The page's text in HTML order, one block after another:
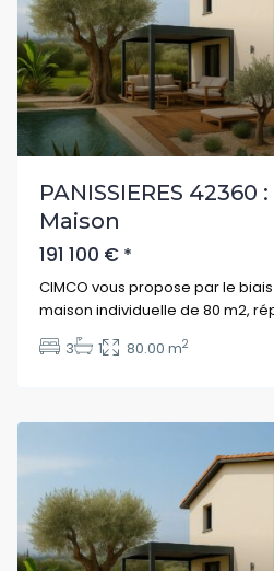
PANISSIERES 42360
Maison
191 100 € *
CIMCO vous propose par le
maison individuelle de 80 m2,
3 1 80.00 m2